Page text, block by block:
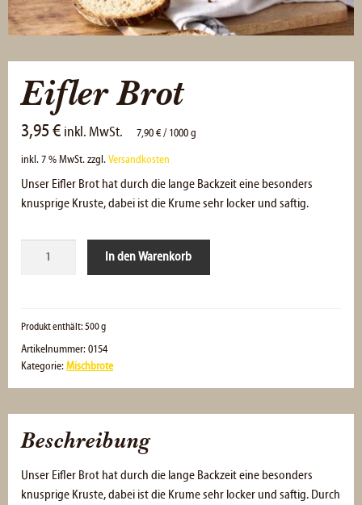
Eifler Brot
3,95 € inkl. MwSt. 7,90€ / 1000 g
inkl. 7 % MwSt. zzgl. Versandkosten
Unser Eifler Brot hat durch die lange Backzeit eine besonders
knusprige Kruste, dabei ist die Krume sehr locker und saftig.
In den Warenkorb
Produkt enthält: 500g
Artikelnummer: 0154
Kategorie: Mischbrote
Beschreibung
Unser Eifler Brot hat durch die lange Backzeit eine besonders
knusprige Kruste, dabei ist die Krume sehr locker und saftig. Durch